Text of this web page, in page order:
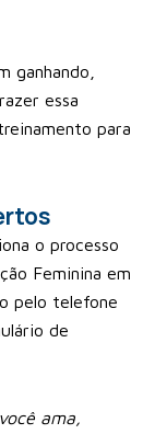
ganhando,
essa
para
o processo
Feminina em
pelo telefone
de
ama,